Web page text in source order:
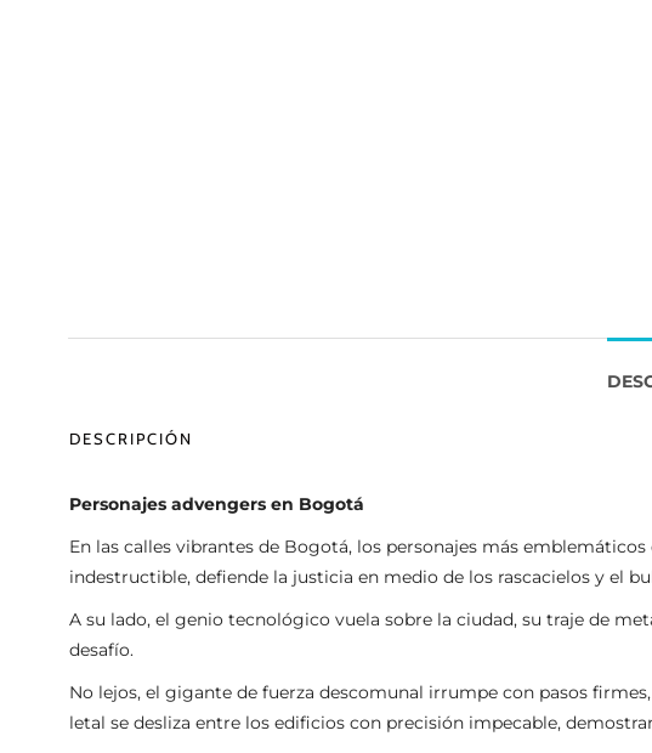
DESCRIPCIÓN
Personajes advengers en Bogotá
En las calles vibrantes de Bogotá, los personajes más
indestructible, defiende la justicia en medio de los rascacielos y el
A su lado, el genio tecnológico vuela sobre la ciudad, su traje de
desafío.
No lejos, el gigante de fuerza descomunal irrumpe con pasos
letal se desliza entre los edificios con precisión impecable,